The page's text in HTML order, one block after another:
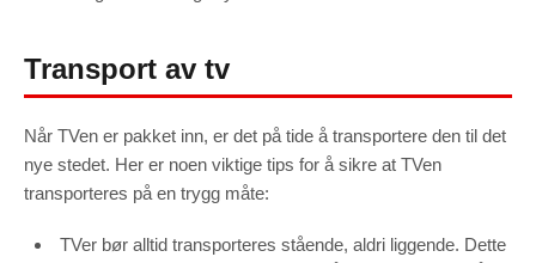
Transport av tv
Når TVen er pakket inn, er det på tide å transportere den til det
nye stedet. Her er noen viktige tips for å sikre at TVen
transporteres på en trygg måte:
TVer bør alltid transporteres stående, aldri liggende. Dette